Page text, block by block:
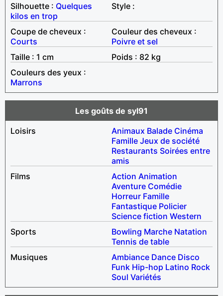
Silhouette : Quelques
kilos en trop
Style :
Coupe de cheveux :
Courts
Couleur des cheveux :
Poivre et sel
Taille : 1 cm
Poids : 82 kg
Couleurs des yeux :
Marrons
Les goûts de syl91
Loisirs
Animaux Balade Cinéma
Famille Jeux de société
Restaurants Soirées entre
amis
Films
Action Animation
Aventure Comédie
Horreur Famille
Fantastique Policier
Science fiction Western
Sports
Bowling Marche Natation
Tennis de table
Musiques
Ambiance Dance Disco
Funk Hip-hop Latino Rock
Soul Variétés